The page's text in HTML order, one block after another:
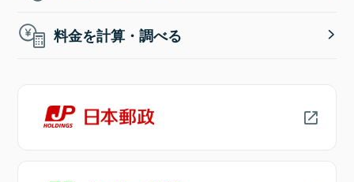
料金を計算・調べる